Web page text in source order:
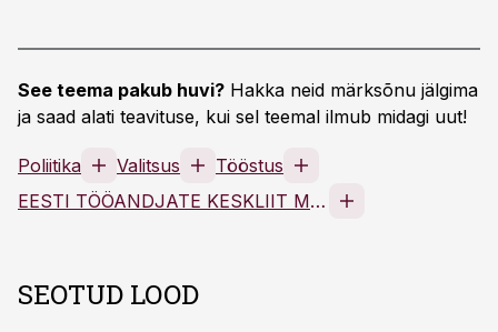
See teema pakub huvi? Hakka neid märksõnu jälgima
ja saad alati teavituse, kui sel teemal ilmub midagi uut!
Poliitika Valitsus
Tööstus
EESTI TÖÖANDJATE KESKLIIT MTÜ
SEOTUD LOOD